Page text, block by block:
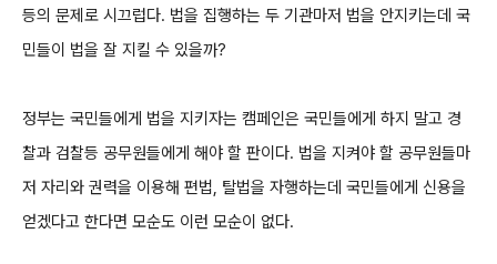
등의 문제로 시끄럽다. 법을 집행하는 두 기관마저 법을 안지키는데 국
민들이 법을 잘 지킬 수 있을까?
정부는 국민들에게 법을 지키자는 캠페인은 국민들에게 하지 말고 경
찰과 검찰등 공무원들에게 해야 할 판이다. 법을 지켜야 할 공무원들마
저 자리와 권력을 이용해 편법, 탈법을 자행하는데 국민들에게 신용을
얻겠다고 한다면 모순도 이런 모순이 없다.